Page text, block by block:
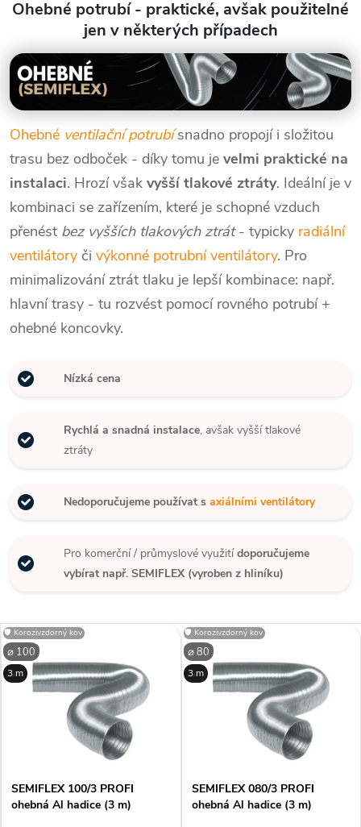
odolnost, délka 3 m, i pro delší
trasy, dlouhodobá odolnost (
-30 °C...
odolnost, délka 3 m, i pro delší
trasy, dlouhodobá odolnost (
-30 °C...
Ohebné potrubí - praktické, avšak použitelné
jen v některých případech
Ohebné ventilační potrubísnadno propojí i složitou
trasu bez odboček - díky tomu je velmi praktické na
instalaci. Hrozí však vyšší tlakové ztráty. Ideální je v
kombinaci se zařízením, které je schopné vzduch
přenést bez vyšších tlakových ztrát- typicky radiální
ventilátory či výkonné potrubní ventilátory. Pro
minimalizování ztrát tlaku je lepší kombinace: např.
hlavní trasy - tu rozvést pomocí rovného potrubí +
ohebné koncovky.
Nízká cena
Rychlá a snadná instalace, avšak vyšší tlakové
ztráty
Nedoporučujeme používat s axiálními ventilátory
Pro komerční / průmyslové využitídoporučujeme
vybírat např. SEMIFLEX (vyroben z hliníku)
⌀ 100
🛡️ Korozivzdorný kov
3 m
SEMIFLEX 100/3 PROFI
ohebná Al hadice (3 m)
⌀ 80
🛡️ Korozivzdorný kov
3 m
SEMIFLEX 080/3 PROFI
ohebná Al hadice (3 m)